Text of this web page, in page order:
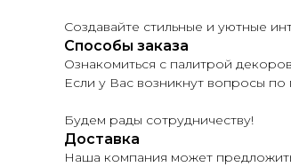
Создавайте стильные и уютные
Способы заказа
Ознакомиться с палитрой
Если у Вас возникнут вопросы
Будем рады сотрудничеству!
Доставка
Наша компания может